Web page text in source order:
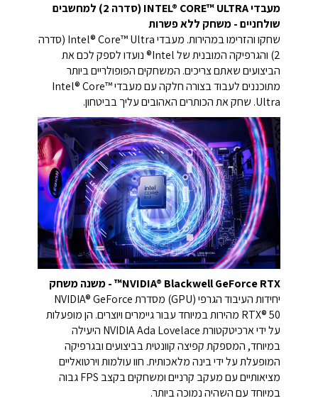
מעבדי INTEL® CORE™ ULTRA (סדרה 2) למחשבים
שולחניים - משחק ללא פשרות
שחקו והזרימו במהירות. מעבדי Intel® Core™ Ultra (סדרה
2) והגרפיקה המובנית של Intel® נועדו לספק לכם את
הביצועים שאתם צריכים. המשחקים הפופולריים ביותר
מתוכננים לעבוד בצורה חלקה עם מעבדי Intel® Core™
Ultra. שחק את הכותרים האהובים עליך בביטחון.
NVIDIA® Blackwell GeForce RTX™ - משנה משחק
יחידות העיבוד הגרפי (GPU) מסדרת NVIDIA® GeForce
RTX® 50 מהירות במיוחד עבור גיימרים ויוצרים. הן מופעלות
על ידי ארכיטקטורת NVIDIA Ada Lovelace היעילה
במיוחד, המספקת קפיצה קוונטית בביצועים ובגרפיקה
המופעלת על ידי בינה מלאכותית. חוו עולמות וירטואליים
מציאותיים עם מעקב קרניים ומשחקים בקצב FPS גבוה
במיוחד עם השהיה נמוכה ביותר.